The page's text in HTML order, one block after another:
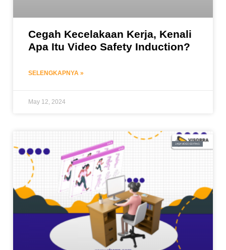
Cegah Kecelakaan Kerja, Kenali
Apa Itu Video Safety Induction?
SELENGKAPNYA »
May 12, 2024
JASA VIDEO EDITING